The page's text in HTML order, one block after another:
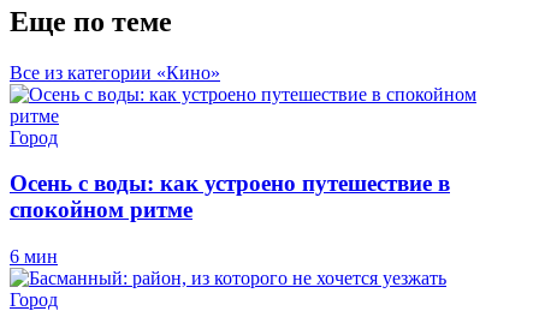
Еще по теме
Все из категории «Кино»
Город
Осень с воды: как устроено путешествие в
спокойном ритме
6 мин
Город